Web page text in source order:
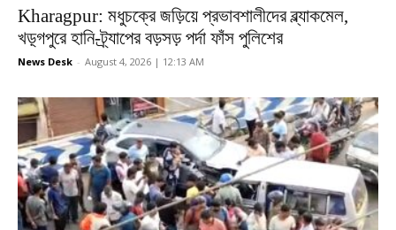
Kharagpur: মধুচক্রে জড়িয়ে প্রভাবশালীদের ব্ল্যাকমেল,
খড়্গপুরে হানি-ট্র্যাপের বড়সড় পর্দা ফাঁস পুলিশের
News Desk - August 4, 2026 | 12:13 AM